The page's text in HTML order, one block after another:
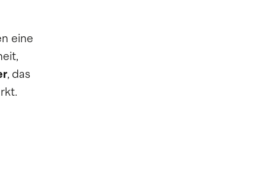
eine
, das